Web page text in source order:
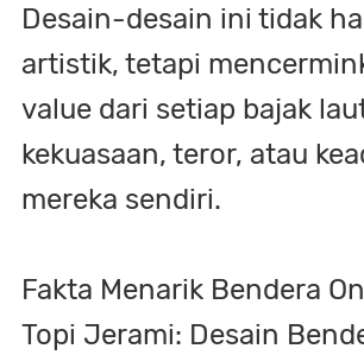
Desain-desain ini tidak
artistik, tetapi
value dari setiap bajak
kekuasaan, teror, atau
mereka sendiri.
Fakta Menarik Bendera
Topi Jerami: Desain